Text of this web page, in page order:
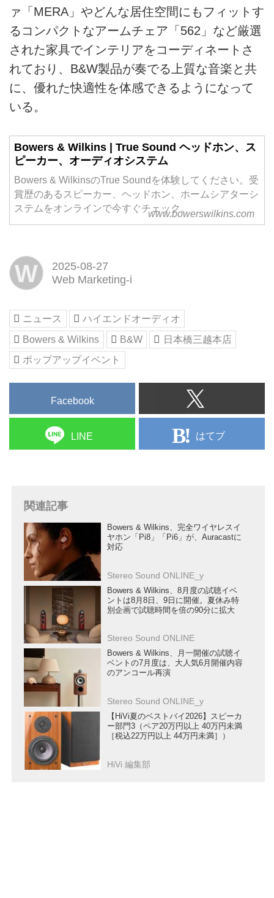
ァ「MERA」やどんな居住空間にもフィットす
るコンパクトなアームチェア「562」など厳選
された家具でインテリアをコーディネートさ
れており、B&W製品が奏でる上質な音楽と共
に、優れた快適性を体感できるようになって
いる。
Bowers & Wilkins | True Sound ヘッドホン、ス
ピーカー、オーディオシステム
Bowers & WilkinsのTrue Soundを体験してください。受
賞歴のあるスピーカー、ヘッドホン、ホームシアターシ
ステムをオンラインで今すぐチェック。
www.bowerswilkins.com
W
2025-08-27
Web Marketing-i
ニュース
ハイエンドオーディオ
Bowers & Wilkins
B&W
日本橋三越本店
ポップアップイベント
Facebook
LINE はてブ
関連記事
Bowers & Wilkins、完全ワイヤレスイ
ヤホン「Pi8」「Pi6」が、Auracastに
対応
Stereo Sound ONLINE_y
Bowers & Wilkins、8月度の試聴イベ
ントは8月8日、9日に開催。夏休み特
別企画で試聴時間を倍の90分に拡大
Stereo Sound ONLINE
Bowers & Wilkins、月一開催の試聴イ
ベントの7月度は、大人気6月開催内容
のアンコール再演
Stereo Sound ONLINE_y
【HiVi夏のベストバイ2026】スピーカ
ー部門3（ペア20万円以上 40万円未満
［税込22万円以上 44万円未満］）
HiVi 編集部